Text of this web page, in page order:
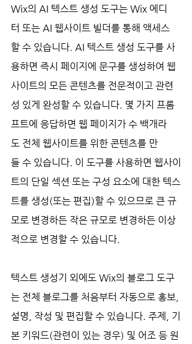
Wix의 AI 텍스트 생성 도구는 Wix 에디
터 또는 AI 웹사이트 빌더를 통해 액세스
할 수 있습니다. AI 텍스트 생성 도구를 사
용하면 즉시 페이지에 문구를 생성하여 웹
사이트의 모든 콘텐츠를 전문적이고 관련
성 있게 완성할 수 있습니다. 몇 가지 프롬
프트에 응답하면 웹 페이지가 수 백개라
도 전체 웹사이트를 위한 콘텐츠를 만
들 수 있습니다. 이 도구를 사용하면 웹사이
트의 단일 섹션 또는 구성 요소에 대한 텍스
트를 생성(또는 편집)할 수 있으므로 큰 규
모로 변경하든 작은 규모로 변경하든 이상
적으로 변경할 수 있습니다.
텍스트 생성기 외에도 Wix의 블로그 도구
는 전체 블로그를 처음부터 자동으로 홍보,
설명, 작성 및 편집할 수 있습니다. 주제, 기
본 키워드(관련이 있는 경우) 및 어조 등 원